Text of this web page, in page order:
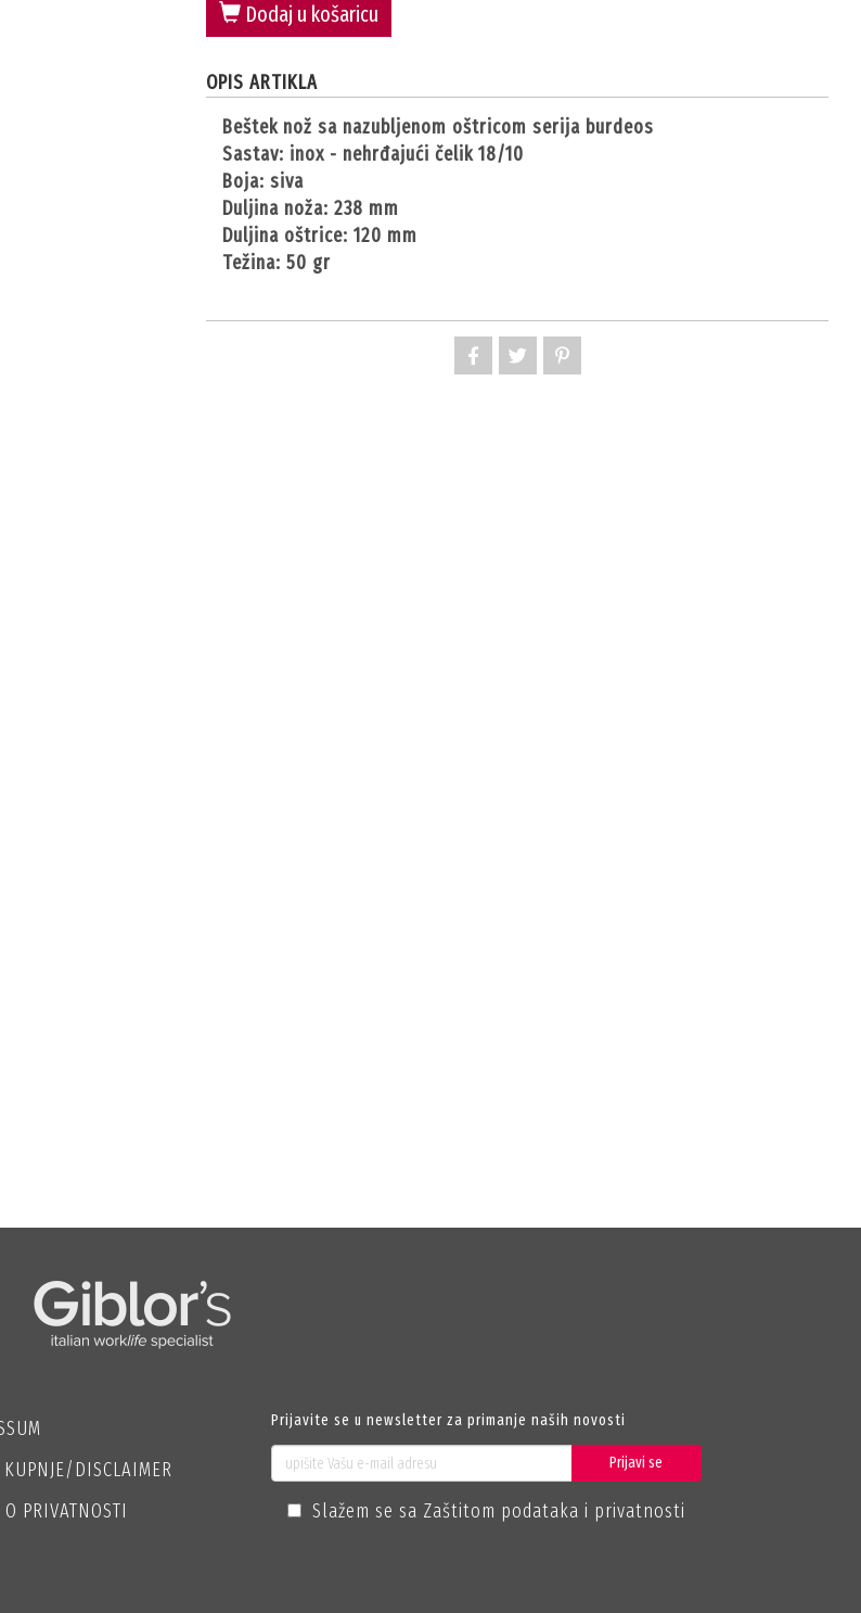
Dodaj u košaricu
OPIS ARTIKLA
beštek nož sa nazubljenom oštricom serija burdeos
sastav: inox - nehrđajući čelik 18/10
boja: siva
duljina noža: 238 mm
duljina oštrice: 120 mm
težina: 50 gr
KUPNJE/DISCLAIMER
O PRIVATNOSTI
Prijavite se u newsletter za primanje naših novosti
Prijavi se
Slažem se sa Zaštitom podataka i privatnosti